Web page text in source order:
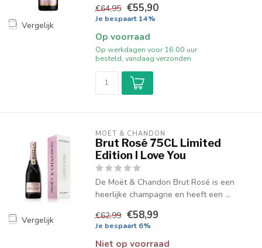
Vergelijk
€64,95 €55,90
Je bespaart 14%
Op voorraad
Op werkdagen voor 16:00 uur
besteld, vandaag verzonden
Vergelijk
MOËT & CHANDON
Brut Rosé 75CL Limited
Edition I Love You
De Moët & Chandon Brut Rosé is een
heerlijke champagne en heeft een ...
€62,99 €58,99
Je bespaart 6%
Niet op voorraad